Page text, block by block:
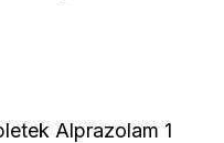
Alprazolam 1